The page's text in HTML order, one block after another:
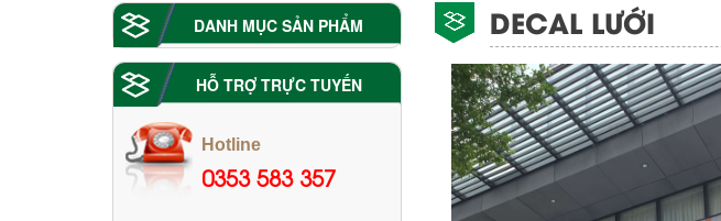
DECAL LƯỚI
DANH MỤC SẢN PHẨM
HỖ TRỢ TRỰC TUYẾN
Hotline
0353 583 357